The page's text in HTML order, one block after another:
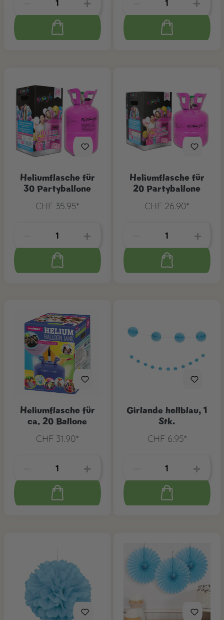
Heliumflasche für
30 Partyballone
CHF 35.95*
Heliumflasche für
20 Partyballone
CHF 26.90*
Heliumflasche für
ca. 20 Ballone
CHF 31.90*
Girlande hellblau, 1
Stk.
CHF 6.95*